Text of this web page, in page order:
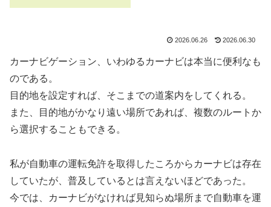
2026.06.26 2026.06.30
カーナビゲーション、いわゆるカーナビは本当に便利なも
のである。
目的地を設定すれば、そこまでの道案内をしてくれる。
また、目的地がかなり遠い場所であれば、複数のルートか
ら選択することもできる。
私が自動車の運転免許を取得したころからカーナビは存在
していたが、普及しているとは言えないほどであった。
今では、カーナビがなければ見知らぬ場所まで自動車を運